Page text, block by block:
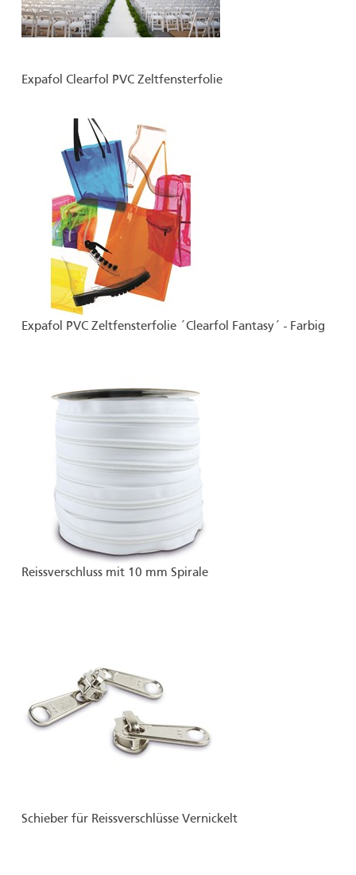
Expafol Clearfol PVC Zeltfensterfolie
Expafol PVC Zeltfensterfolie ´Clearfol Fantasy´ - Farbig
Reissverschluss mit 10 mm Spirale
Schieber für Reissverschlüsse Vernickelt